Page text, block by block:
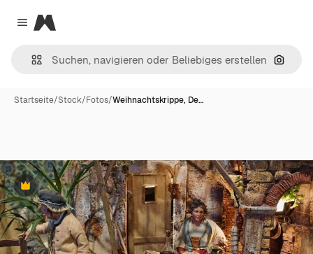
Close menu
Magnific
Nach
Startseite/Stock/Fotos/Weihnachtskrippe, De…
Premium